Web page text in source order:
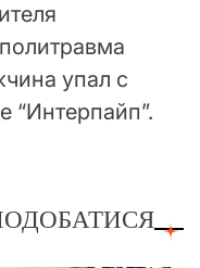
упал с
“Интерпайп”.